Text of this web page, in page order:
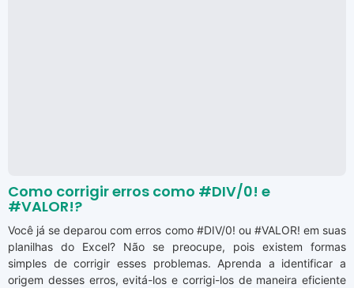
Como corrigir erros como #DIV/0! e
#VALOR!?
Você já se deparou com erros como #DIV/0! ou #VALOR! em suas
planilhas do Excel? Não se preocupe, pois existem formas
simples de corrigir esses problemas. Aprenda a identificar a
origem desses erros, evitá-los e corrigi-los de maneira eficiente